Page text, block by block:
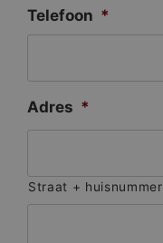
Telefoon *
Adres *
Straat + huisnummer